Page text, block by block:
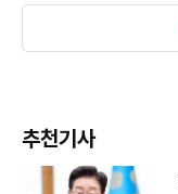
추천기사